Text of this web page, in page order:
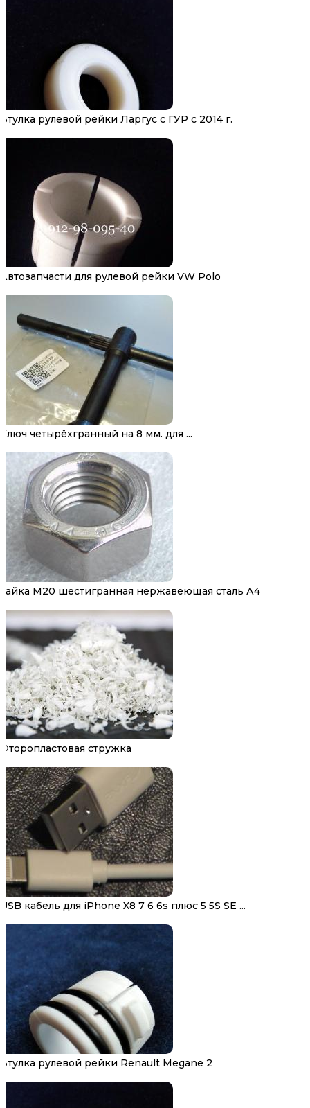
Втулка рулевой рейки Ларгус с ГУР с 2014 г.
Автозапчасти для рулевой рейки VW Polo
Ключ четырёхгранный на 8 мм. для ...
Гайка М20 шестигранная нержавеющая сталь А4
Фторопластовая стружка
USB кабель для iPhone X8 7 6 6s плюс 5 5S SE ...
Втулка рулевой рейки Renault Megane 2